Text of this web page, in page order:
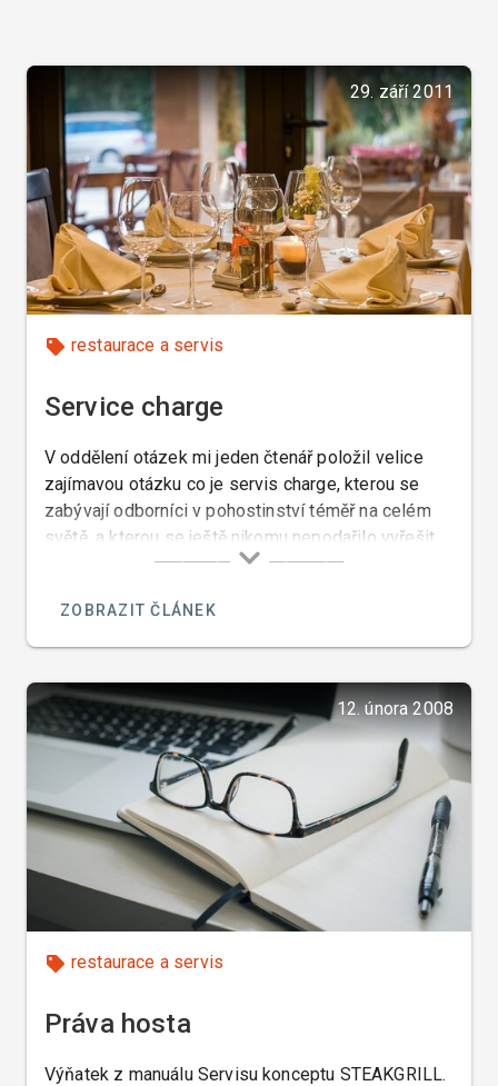
29. září 2011
restaurace a servis
Service charge
V oddělení otázek mi jeden čtenář položil velice
zajímavou otázku co je servis charge, kterou se
zabývají odborníci v pohostinství téměř na celém
světě, a kterou se ještě nikomu nepodařilo vyřešit.
ZOBRAZIT ČLÁNEK
12. února 2008
restaurace a servis
Práva hosta
Výňatek z manuálu Servisu konceptu STEAKGRILL.